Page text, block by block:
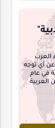
العرب
عن أي توجه
في عام
العربية